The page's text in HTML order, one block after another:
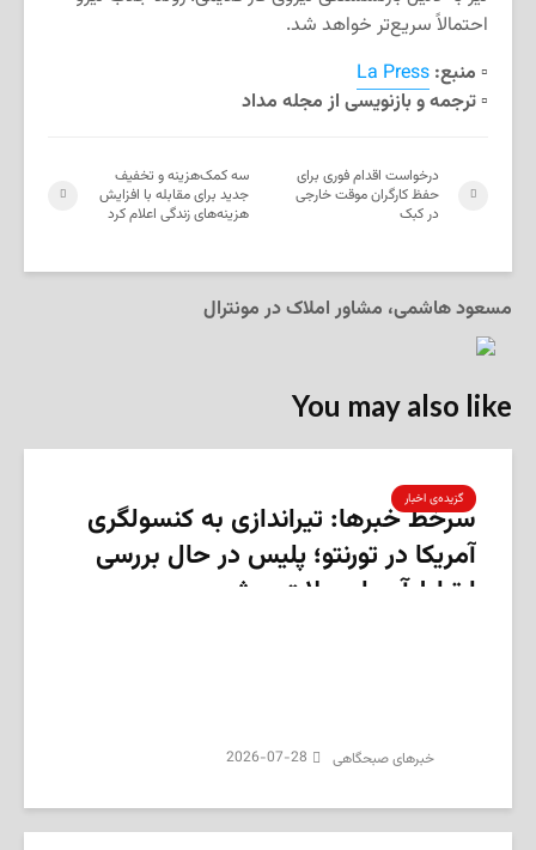
احتمالاً سریع‌تر خواهد شد.
▫️ منبع: La Press
▫️ ترجمه و بازنویسی از مجله مداد
سه کمک‌هزینه و تخفیف
جدید برای مقابله با افزایش
هزینه‌های زندگی اعلام کرد
درخواست اقدام فوری برای
حفظ کارگران موقت خارجی
در کبک
مسعود هاشمی، مشاور املاک در مونترال
You may also like
گزیده‌ی‌ اخبار
سرخط خبرها: تیراندازی به کنسولگری
آمریکا در تورنتو؛ پلیس در حال بررسی
ارتباط آن با حملات پیشین
‌خبرهای صبحگاهی 2026-07-28